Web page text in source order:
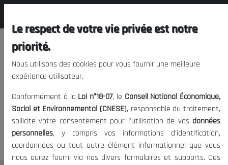
Nous vous prions de nous
excuser, mais l'accès à ce
contenu est restreint.
Le respect de votre vie privée est notre
priorité.
Nous utilisons des cookies pour vous fournir une meilleure
expérience utilisateur.
Conformément à la Loi n°18-07, le Conseil National Économique,
Social et Environnemental (CNESE), responsable du traitement,
sollicite votre consentement pour l'utilisation de vos données
personnelles, y compris vos informations d'identification,
coordonnées ou tout autre élément informationnel que vous
nous aurez fourni via nos divers formulaires et supports. Ces